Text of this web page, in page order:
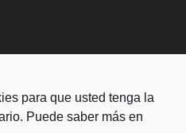
para que usted tenga la
Puede saber más en